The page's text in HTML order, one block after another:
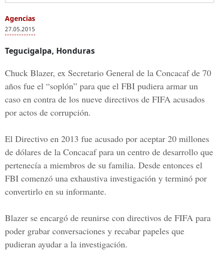
Agencias
27.05.2015
Tegucigalpa, Honduras
Chuck Blazer, ex Secretario General de la Concacaf de 70
años fue el “soplón” para que el FBI pudiera armar un
caso en contra de los nueve directivos de FIFA acusados
por actos de corrupción.
El Directivo en 2013 fue acusado por aceptar 20 millones
de dólares de la Concacaf para un centro de desarrollo que
pertenecía a miembros de su familia. Desde entonces el
FBI comenzó una exhaustiva investigación y terminó por
convertirlo en su informante.
Blazer se encargó de reunirse con directivos de FIFA para
poder grabar conversaciones y recabar papeles que
pudieran ayudar a la investigación.